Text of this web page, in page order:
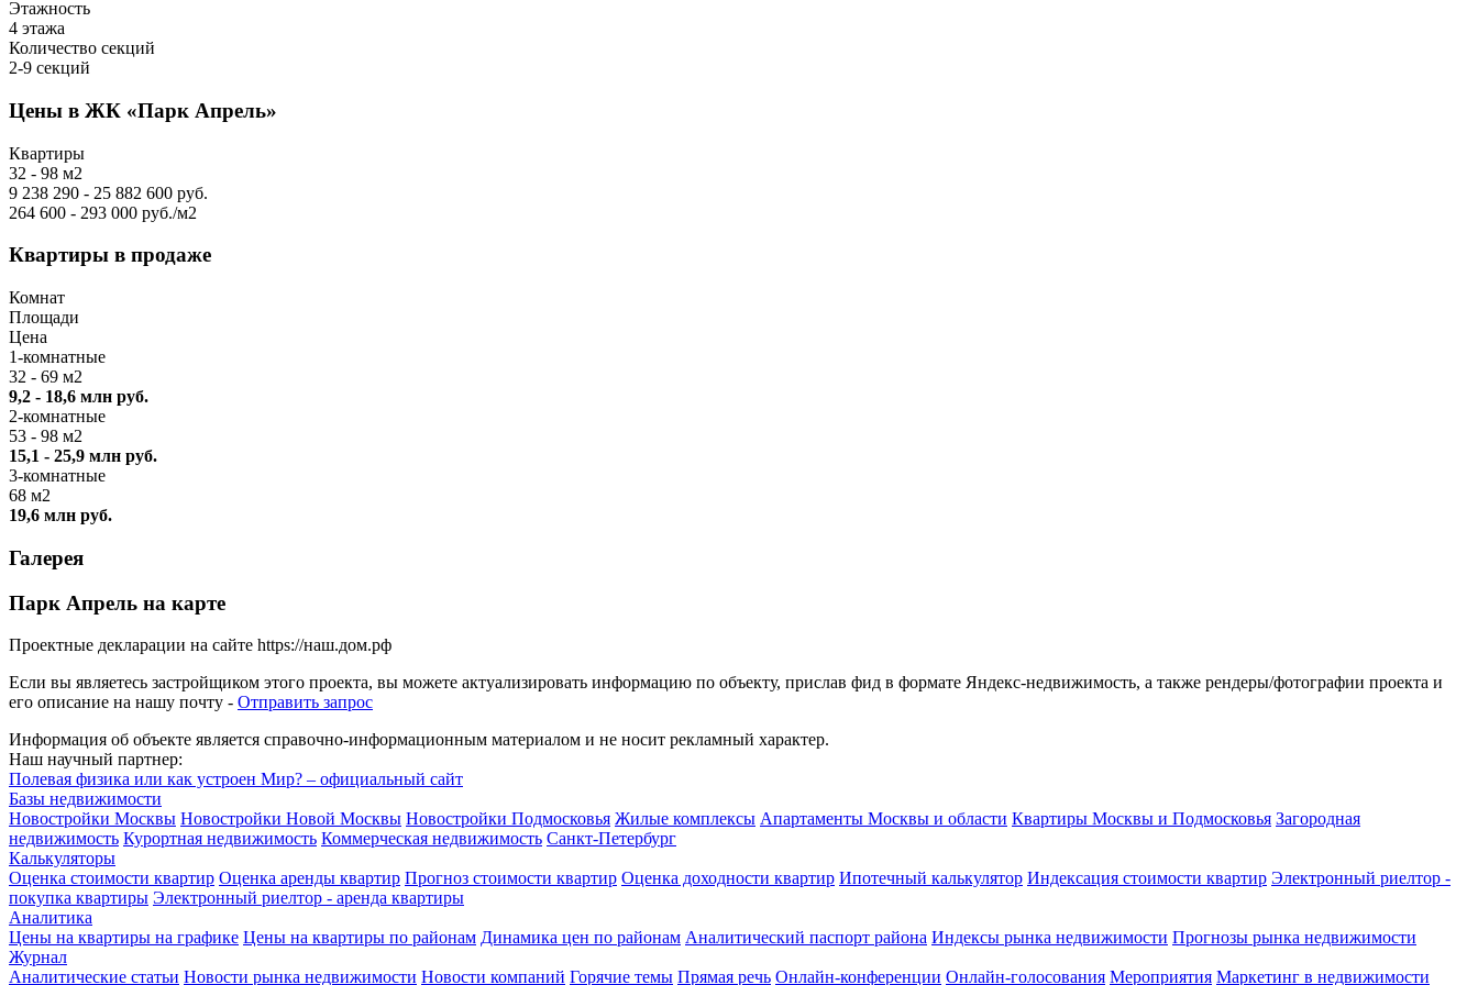
Этажность
4 этажа
Количество секций
2-9 секций
Цены в ЖК «Парк Апрель»
Квартиры
32 - 98 м2
9 238 290 - 25 882 600 руб.
264 600 - 293 000 руб./м2
Квартиры в продаже
Комнат
Площади
Цена
1-комнатные
32 - 69 м2
9,2 - 18,6 млн руб.
2-комнатные
53 - 98 м2
15,1 - 25,9 млн руб.
3-комнатные
68 м2
19,6 млн руб.
Галерея
Парк Апрель на карте
Проектные декларации на сайте https://наш.дом.рф
Если вы являетесь застройщиком этого проекта, вы можете актуализировать информацию по объекту, прислав фид в формате Яндекс-недвижимость, а также рендеры/фотографии проекта и
его описание на нашу почту - Отправить запрос
Информация об объекте является справочно-информационным материалом и не носит рекламный характер.
Наш научный партнер:
Полевая физика или как устроен Мир? – официальный сайт
Базы недвижимости
Новостройки Москвы Новостройки Новой Москвы Новостройки Подмосковья Жилые комплексы Апартаменты Москвы и области Квартиры Москвы и Подмосковья Загородная
недвижимость Курортная недвижимость Коммерческая недвижимость Санкт-Петербург
Калькуляторы
Оценка стоимости квартир Оценка аренды квартир Прогноз стоимости квартир Оценка доходности квартир Ипотечный калькулятор Индексация стоимости квартир Электронный риелтор -
покупка квартиры Электронный риелтор - аренда квартиры
Аналитика
Цены на квартиры на графике Цены на квартиры по районам Динамика цен по районам Аналитический паспорт района Индексы рынка недвижимости Прогнозы рынка недвижимости
Журнал
Аналитические статьи Новости рынка недвижимости Новости компаний Горячие темы Прямая речь Онлайн-конференции Онлайн-голосования Мероприятия Маркетинг в недвижимости